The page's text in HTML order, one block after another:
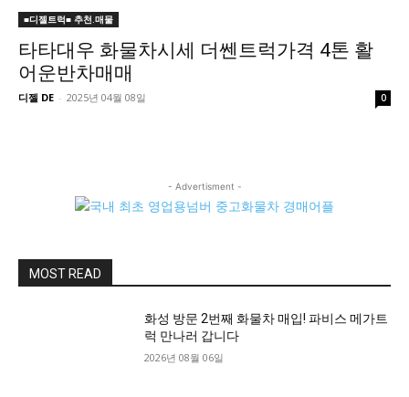
■디젤트럭■ 추천.매물
타타대우 화물차시세 더쎈트럭가격 4톤 활
어운반차매매
디젤 DE - 2025년 04월 08일 0
- Advertisment -
MOST READ
화성 방문 2번째 화물차 매입! 파비스 메가트
럭 만나러 갑니다
2026년 08월 06일